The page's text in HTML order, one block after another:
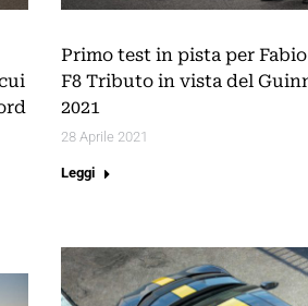
Primo test in pista per
F8 Tributo in vista del
2021
28 Aprile 2021
Leggi